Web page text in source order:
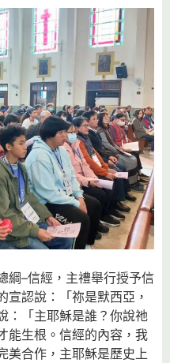
綱–信經，主禮舉行授予信
宣認說：「祢是默西亞，
：「主耶穌是誰？你說祂
能生根。信經的內容，我
美合作，主耶穌是歷史上